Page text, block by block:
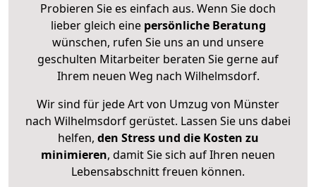
Probieren Sie es einfach aus. Wenn Sie doch
lieber gleich eine persönliche Beratung
wünschen, rufen Sie uns an und unsere
geschulten Mitarbeiter beraten Sie gerne auf
Ihrem neuen Weg nach Wilhelmsdorf.
Wir sind für jede Art von Umzug von Münster
nach Wilhelmsdorf gerüstet. Lassen Sie uns dabei
helfen, den Stress und die Kosten zu
minimieren, damit Sie sich auf Ihren neuen
Lebensabschnitt freuen können.